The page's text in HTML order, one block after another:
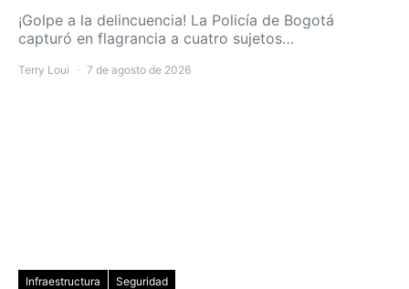
¡Golpe a la delincuencia! La Policía de Bogotá
capturó en flagrancia a cuatro sujetos…
Terry Loui 7 de agosto de 2026
Infraestructura Seguridad